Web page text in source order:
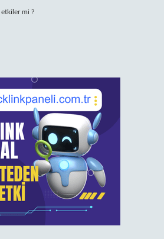
mi ?